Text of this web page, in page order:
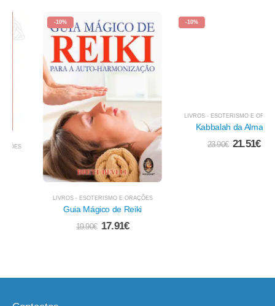
LIVROS - ESOTERISMO E ORAÇÕES
Guia Mágico de Reiki
17.91€
LIVROS - ESOTERISMO E ORAÇÕES
Kabbalah da Alma, A
21.51€